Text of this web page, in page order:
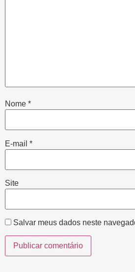
Nome *
E-mail *
Site
Salvar meus dados neste